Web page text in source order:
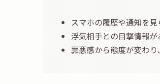
スマホの履歴や通知を見
浮気相手との目撃情報が
罪悪感から態度が変わ